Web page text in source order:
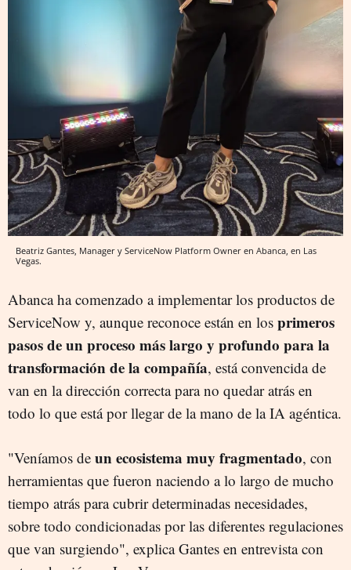
Beatriz Gantes, Manager y ServiceNow Platform Owner en Abanca, en Las
Vegas.
Abanca ha comenzado a implementar los productos de
ServiceNow y, aunque reconoce están en los primeros
pasos de un proceso más largo y profundo para la
transformación de la compañía, está convencida de
van en la dirección correcta para no quedar atrás en
todo lo que está por llegar de la mano de la IA agéntica.
"Veníamos de un ecosistema muy fragmentado, con
herramientas que fueron naciendo a lo largo de mucho
tiempo atrás para cubrir determinadas necesidades,
sobre todo condicionadas por las diferentes regulaciones
que van surgiendo", explica Gantes en entrevista con